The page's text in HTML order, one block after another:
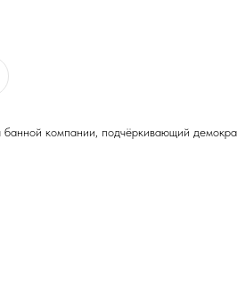
компании, подчёркивающий